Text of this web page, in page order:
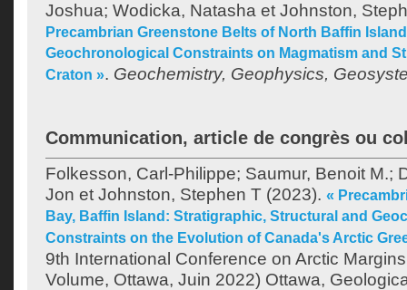
Joshua; Wodicka, Natasha et Johnston,
Precambrian Greenstone Belts of North Baffin
Geochronological Constraints on Magmatism and
Craton ». Geochemistry, Geophysics,
Communication, article de congrès ou
Folkesson, Carl-Philippe; Saumur, Benoit M.;
Jon et Johnston, Stephen T (2023). «
Bay, Baffin Island: Stratigraphic, Structural and
Constraints on the Evolution of Canada's Arctic
9th International Conference on Arctic
Volume, Ottawa, Juin 2022) Ottawa,